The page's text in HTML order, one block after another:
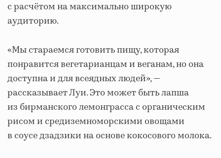
с расчётом на максимально широкую
аудиторию.
«Мы стараемся готовить пищу, которая
понравится вегетарианцам и веганам, но она
доступна и для всеядных людей», —
рассказывает Луи. Это может быть лапша
из бирманского лемонграсса с органическим
рисом и средиземноморскими овощами
в соусе дзадзики на основе кокосового молока.